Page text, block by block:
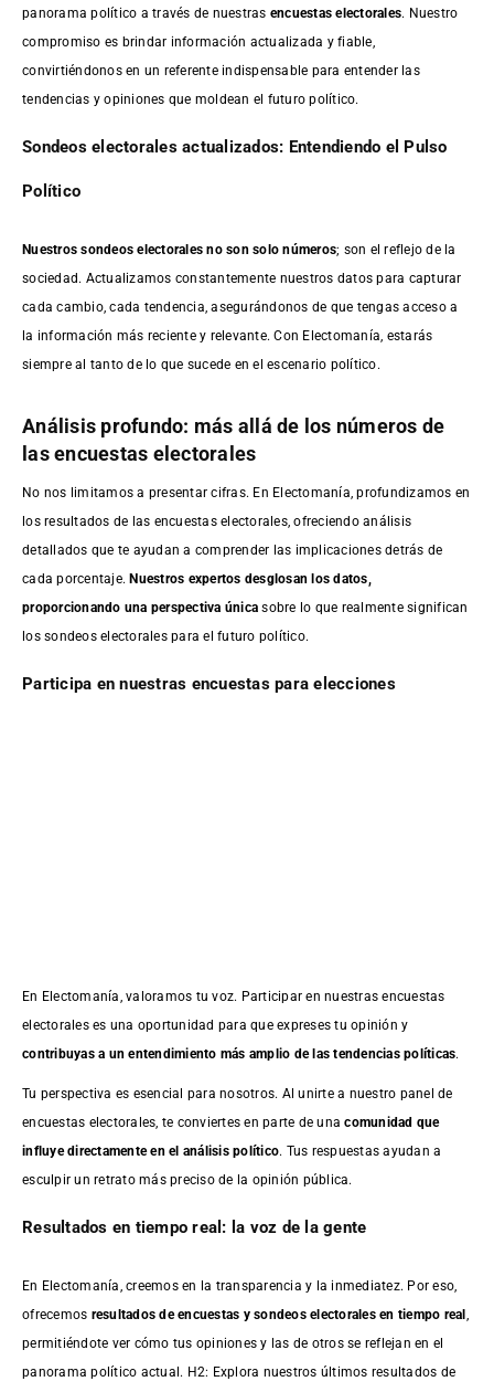
panorama político a través de nuestras encuestas electorales. Nuestro
compromiso es brindar información actualizada y fiable,
convirtiéndonos en un referente indispensable para entender las
tendencias y opiniones que moldean el futuro político.
Sondeos electorales actualizados: Entendiendo el Pulso
Político
Nuestros sondeos electorales no son solo números; son el reflejo de la
sociedad. Actualizamos constantemente nuestros datos para capturar
cada cambio, cada tendencia, asegurándonos de que tengas acceso a
la información más reciente y relevante. Con Electomanía, estarás
siempre al tanto de lo que sucede en el escenario político.
Análisis profundo: más allá de los números de
las encuestas electorales
No nos limitamos a presentar cifras. En Electomanía, profundizamos en
los resultados de las encuestas electorales, ofreciendo análisis
detallados que te ayudan a comprender las implicaciones detrás de
cada porcentaje. Nuestros expertos desglosan los datos,
proporcionando una perspectiva única sobre lo que realmente significan
los sondeos electorales para el futuro político.
Participa en nuestras encuestas para elecciones
En Electomanía, valoramos tu voz. Participar en nuestras encuestas
electorales es una oportunidad para que expreses tu opinión y
contribuyas a un entendimiento más amplio de las tendencias políticas.
Tu perspectiva es esencial para nosotros. Al unirte a nuestro panel de
encuestas electorales, te conviertes en parte de unacomunidad que
influye directamente en el análisis político. Tus respuestas ayudan a
esculpir un retrato más preciso de la opinión pública.
Resultados en tiempo real: la voz de la gente
En Electomanía, creemos en la transparencia y la inmediatez. Por eso,
ofrecemos resultados deencuestas y sondeos electorales en tiempo real ,
permitiéndote ver cómo tus opiniones y las de otros se reflejan en el
panorama político actual. H2: Explora nuestros últimos resultados de